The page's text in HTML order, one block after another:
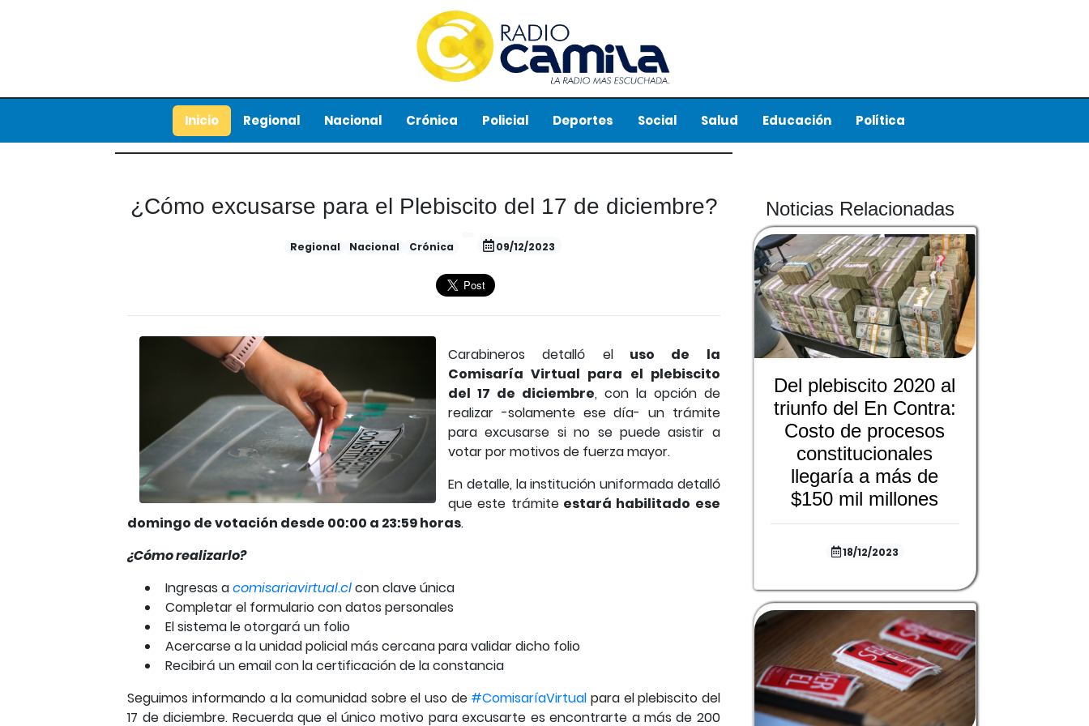
Inicio Regional Nacional Crónica Policial Deportes Social Salud Educación Política
¿Cómo excusarse para el Plebiscito del 17 de diciembre?
Regional Nacional Crónica 09/12/2023
Carabineros detalló eluso de la
Comisaría Virtual para el plebiscito
del 17 de diciembre, con la opción de
realizar -solamente ese día- un trámite
para excusarse si no se puede asistir a
votar por motivos de fuerza mayor.
En detalle, la institución uniformada detalló
que este trámiteestará habilitado ese
domingo de votación desde 00:00 a 23:59 horas.
¿Cómo realizarlo?
Ingresas acomisariavirtual.clcon clave única
Completar el formulario con datos personales
El sistema le otorgará un folio
Acercarse a la unidad policial más cercana para validar dicho folio
Recibirá un email con la certificación de la constancia
Seguimos informando a la comunidad sobre el uso de #ComisaríaVirtual para el plebiscito del
17 de diciembre. Recuerda que el único motivo para excusarte es encontrarte a más de 200
Noticias Relacionadas
Del plebiscito 2020 al
triunfo del En Contra:
Costo de procesos
constitucionales
llegaría a más de
$150 mil millones
18/12/2023